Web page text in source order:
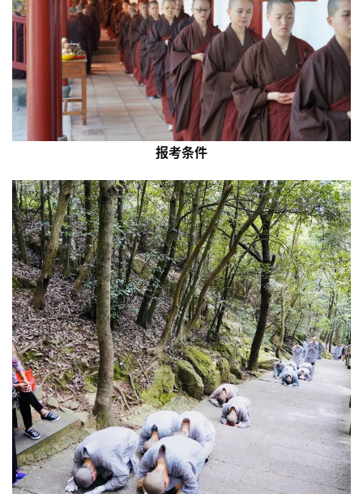
讯
八
点
僧
音
高
僧
访
谈
心
乐
菩
报考条件